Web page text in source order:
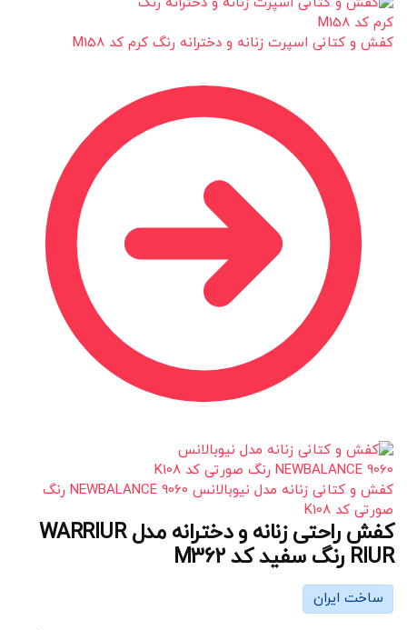
کفش و کتانی اسپرت زنانه و دخترانه رنگ کرم کد M158
کفش و کتانی زنانه مدل نیوبالانس NEWBALANCE 9060 رنگ
صورتی کد K108
کفش راحتی زنانه و دخترانه مدل WARRIUR
RIUR رنگ سفید کد M362
ساخت ایران